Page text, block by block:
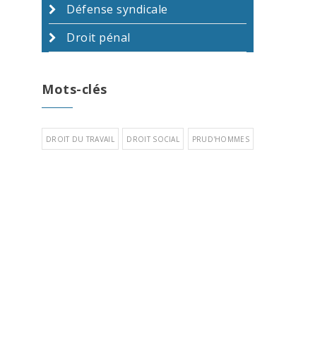
Défense syndicale
Droit pénal
Mots-clés
DROIT DU TRAVAIL DROIT SOCIAL PRUD'HOMMES